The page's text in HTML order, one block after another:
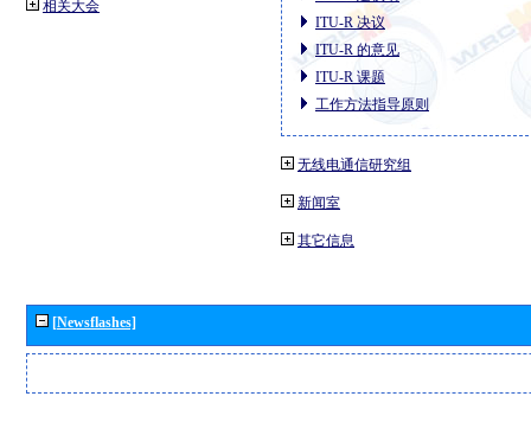
相关大会
ITU-R 决议
ITU-R 的意见
ITU-R 课题
工作方法指导原则
无线电通信研究组
新闻室
其它信息
[Newsflashes]